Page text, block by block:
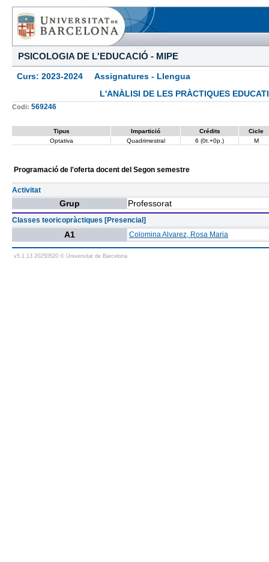
PSICOLOGIA DE L'EDUCACIÓ - MIPE
Curs: 2023-2024 Assignatures - Llengua
L'ANÀLISI DE LES PRÀCTIQUES
Codi: 569246
Tipus Impartició Crédits
Cicle
Optativa
Quadrimestral 6 (0t.+0p.) M
Programació de l'oferta docent del Segon semestre
Activitat
Grup Professorat
Classes teoricopràctiques [Presencial]
A1 Colomina Alvarez, Rosa Maria
v5.1.13 20250520 © Universitat de Barcelona